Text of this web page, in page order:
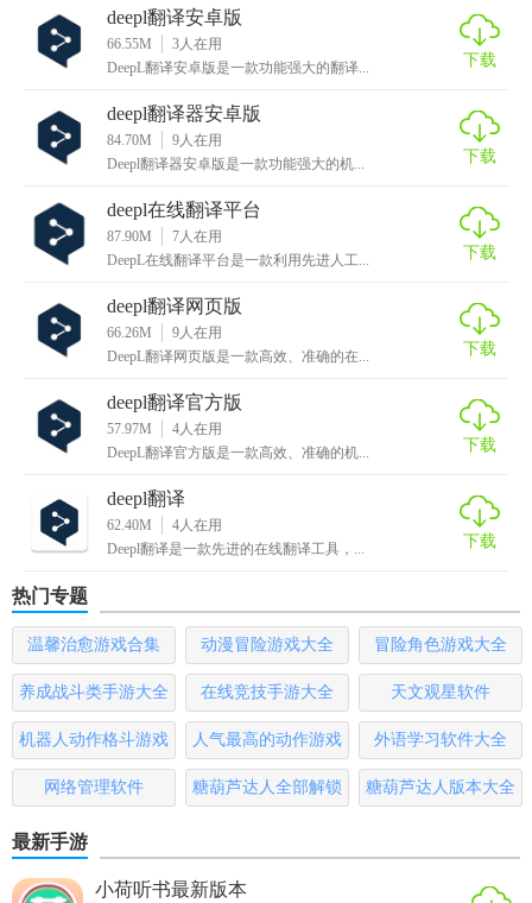
的翻译质量。
2. 用户友好：简洁的界面设计，易于操作，提升用户体验。
3. 实时更新：定期更新翻译库，确保翻译的准确性和时效
性。
4. 隐私保护：严格遵守用户隐私政策，确保用户数据安全。
【deepl翻译器安卓版用法】
1. 下载与安装：在安卓应用商店搜索“DeepL”并下载安装。
2. 启动应用：打开应用后，选择需要使用的翻译功能（文本
3. 输入内容：在文本框中输入需要翻译的文本或拍摄/上传图
片进行翻译。
4. 查看结果：稍等片刻，即可在界面上看到翻译结果。如需
更多功能，可探索应用内的其他选项。
【deepl翻译器安卓版推荐】
对于需要频繁进行跨语言交流的用户，DeepL 翻译器安卓版
是一个高效、准确的选择。无论是学术研究、商务沟通还是
日常旅行，它都能为您提供极大的便利。
deepl翻译安卓版
66.55M 3人在用
DeepL翻译安卓版是一款功能强大的翻译...
下载
deepl翻译器安卓版
84.70M 9人在用
Deepl翻译器安卓版是一款功能强大的机...
下载
deepl在线翻译平台
87.90M 7人在用
DeepL在线翻译平台是一款利用先进人工...
下载
deepl翻译网页版
66.26M 9人在用
DeepL翻译网页版是一款高效、准确的在...
下载
deepl翻译官方版
57.97M 4人在用
DeepL翻译官方版是一款高效、准确的机...
下载
deepl翻译
62.40M 4人在用
Deepl翻译是一款先进的在线翻译工具，...
下载
热门专题
温馨治愈游戏合集 动漫冒险游戏大全 冒险角色游戏大全
养成战斗类手游大全 在线竞技手游大全 天文观星软件
机器人动作格斗游戏
大全
人气最高的动作游戏
排行榜
外语学习软件大全
网络管理软件
糖葫芦达人全部解锁
糖葫芦达人版本大全
最新手游
小荷听书最新版本